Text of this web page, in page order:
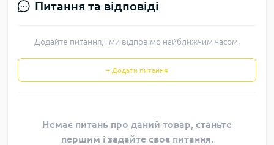
Питання та відповіді
Додайте питання, і ми відповімо найближчим часом.
+ Додати питання
Немає питань про даний товар, станьте
першим і задайте своє питання.